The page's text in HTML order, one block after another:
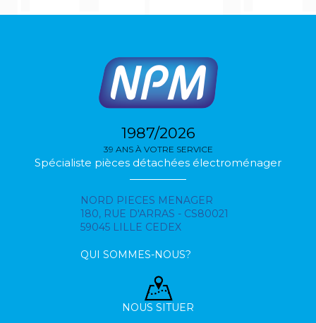
1987/2026
39 ANS À VOTRE SERVICE
Spécialiste pièces détachées électroménager
NORD PIECES MENAGER
180, RUE D'ARRAS - CS80021
59045 LILLE CEDEX
QUI SOMMES-NOUS?
NOUS SITUER